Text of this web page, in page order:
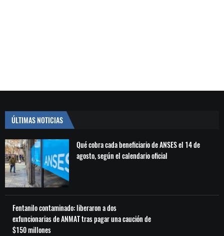
ÚLTIMAS NOTICIAS
Qué cobra cada beneficiario de ANSES el 14 de
agosto, según el calendario oficial
Fentanilo contaminado: liberaron a dos
exfuncionarias de ANMAT tras pagar una caución de
$150 millones